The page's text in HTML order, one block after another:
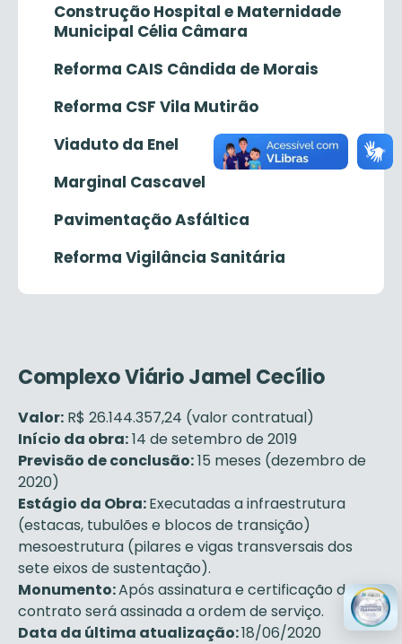
Construção Hospital e Maternidade
Municipal Célia Câmara
Reforma CAIS Cândida de Morais
Reforma CSF Vila Mutirão
Viaduto da Enel
Marginal Cascavel
Pavimentação Asfáltica
Reforma Vigilância Sanitária
Complexo Viário Jamel Cecílio
Valor: R$ 26.144.357,24 (valor contratual)
Início da obra:14 de setembro de 2019
Previsão de conclusão:15 meses (dezembro de
2020)
Estágio da Obra:Executadas a infraestrutura
(estacas, tubulões e blocos de transição)
mesoestrutura (pilares e vigas transversais dos
sete eixos de sustentação).
Monumento:Após assinatura e certificação do
contrato será assinada a ordem de serviço.
Data da última atualização:18/06/2020